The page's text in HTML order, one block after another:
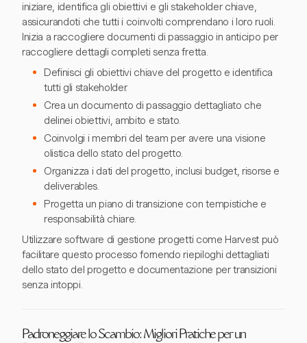
iniziare, identifica gli obiettivi e gli stakeholder chiave,
assicurandoti che tutti i coinvolti comprendano i loro ruoli.
Inizia a raccogliere documenti di passaggio in anticipo per
raccogliere dettagli completi senza fretta.
Definisci gli obiettivi chiave del progetto e identifica
tutti gli stakeholder.
Crea un documento di passaggio dettagliato che
delinei obiettivi, ambito e stato.
Coinvolgi i membri del team per avere una visione
olistica dello stato del progetto.
Organizza i dati del progetto, inclusi budget, risorse e
deliverables.
Progetta un piano di transizione con tempistiche e
responsabilità chiare.
Utilizzare software di gestione progetti come Harvest può
facilitare questo processo fornendo riepiloghi dettagliati
dello stato del progetto e documentazione per transizioni
senza intoppi.
Padroneggiare lo Scambio: Migliori Pratiche per un